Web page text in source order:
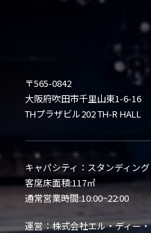
〒565-0842
大阪府吹田市千里山東1-6-16
THプラザビル202 TH-R HALL
キャパシティ：スタンディン
客席床面積:117㎡
通常営業時間:10:00~22:00
運営：株式会社エル・ディー